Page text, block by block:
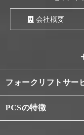
会社概要
フォークリフトサー
PCSの特徴